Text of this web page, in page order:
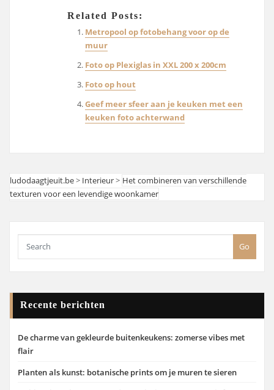
Related Posts:
Metropool op fotobehang voor op de
muur
Foto op Plexiglas in XXL 200 x 200cm
Foto op hout
Geef meer sfeer aan je keuken met een
keuken foto achterwand
ludodaagtjeuit.be> Interieur> Het combineren van verschillende
texturen voor een levendige woonkamer
Go
Recente berichten
De charme van gekleurde buitenkeukens: zomerse vibes met
flair
Planten als kunst: botanische prints om je muren te sieren